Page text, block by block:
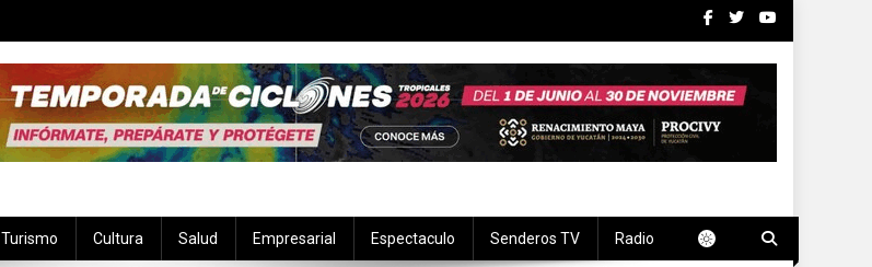
Turismo Cultura Salud Empresarial Espectaculo Senderos TV Radio